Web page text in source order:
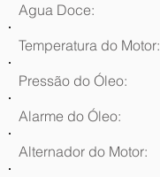
Agua Doce:
Temperatura do Motor:
Pressão do Óleo:
Alarme do Óleo:
Alternador do Motor: